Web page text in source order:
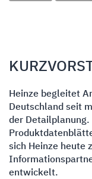
Heinze begleitet
Deutschland seit
der
sich Heinze heute
entwickelt.